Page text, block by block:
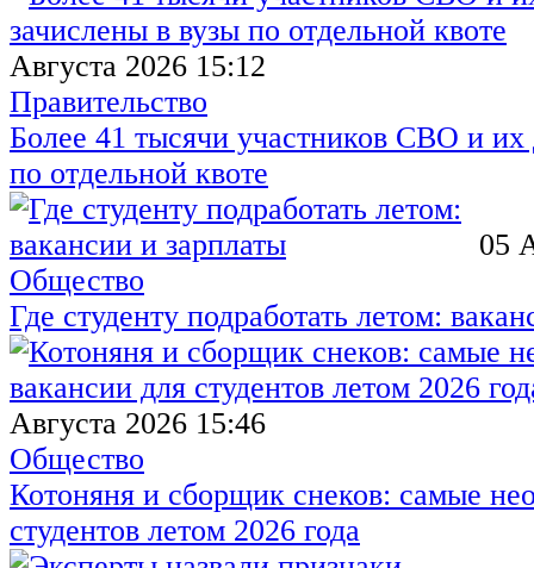
Августа 2026 15:12
Правительство
Более 41 тысячи участников СВО и их
по отдельной квоте
05
Общество
Где студенту подработать летом:
Августа 2026 15:46
Общество
Котоняня и сборщик снеков: самые
студентов летом 2026 года